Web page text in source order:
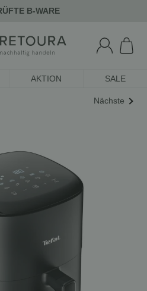
B-WARE
AKTION SALE
Nächste